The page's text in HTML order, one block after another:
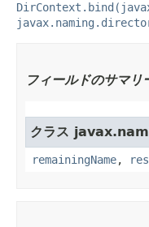
フィールドのサマリ
クラス
remainingName,